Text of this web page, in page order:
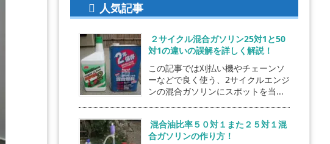
人気記事
２サイクル混合ガソリン25対1と50
対1の違いの誤解を詳しく解説！
この記事では刈払い機やチェーンソ
ーなどで良く使う、2サイクルエンジ
ンの混合ガソリンにスポットを当...
混合油比率５０対１また２５対１混
合ガソリンの作り方！